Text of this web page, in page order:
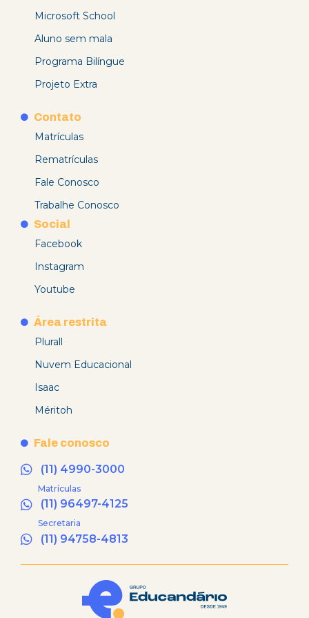
Microsoft School
Aluno sem mala
Programa Bilíngue
Projeto Extra
Contato
Matrículas
Rematrículas
Fale Conosco
Trabalhe Conosco
Social
Facebook
Instagram
Youtube
Área restrita
Plurall
Nuvem Educacional
Isaac
Méritoh
Fale conosco
(11) 4990-3000
Matrículas
(11) 96497-4125
Secretaria
(11) 94758-4813